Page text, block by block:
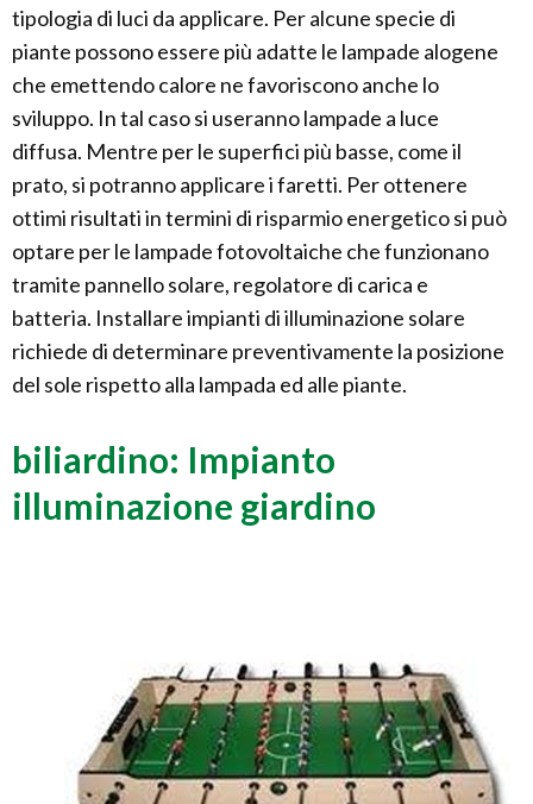
tipologia di luci da applicare. Per alcune specie di
piante possono essere più adatte le lampade alogene
che emettendo calore ne favoriscono anche lo
sviluppo. In tal caso si useranno lampade a luce
diffusa. Mentre per le superfici più basse, come il
prato, si potranno applicare i faretti. Per ottenere
ottimi risultati in termini di risparmio energetico si può
optare per le lampade fotovoltaiche che funzionano
tramite pannello solare, regolatore di carica e
batteria. Installare impianti di illuminazione solare
richiede di determinare preventivamente la posizione
del sole rispetto alla lampada ed alle piante.
biliardino: Impianto
illuminazione giardino